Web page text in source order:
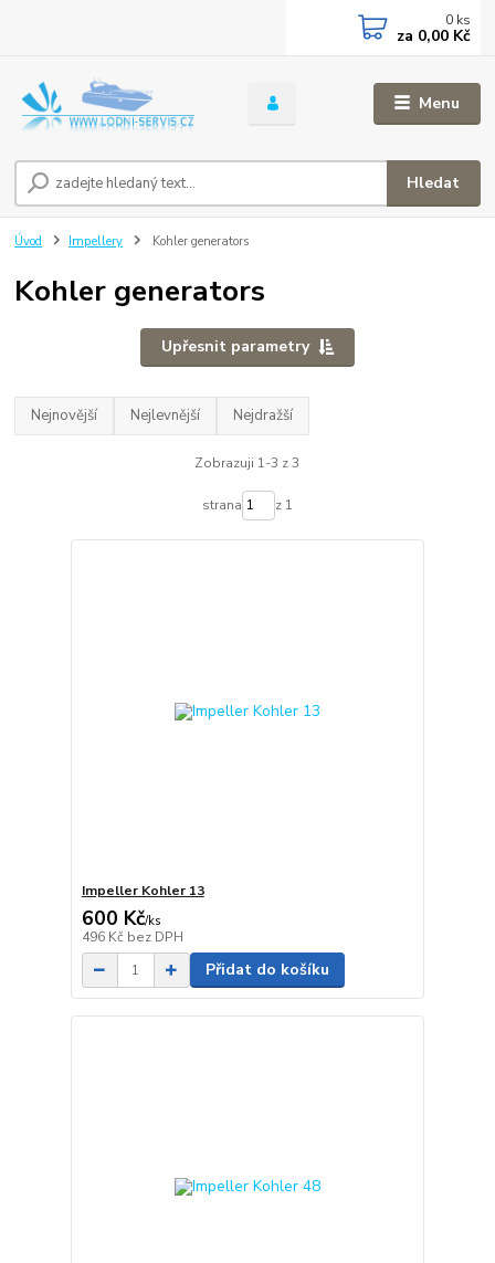
Menu
Hledat
0 ks
za 0,00 Kč
Úvod Impellery Kohler generators
Kohler generators
Upřesnit parametry
Nejnovější Nejlevnější Nejdražší
Zobrazuji 1-3 z 3
strana z 1
Impeller Kohler 13
600 Kč/ks
496 Kč bez DPH
Přidat do košíku